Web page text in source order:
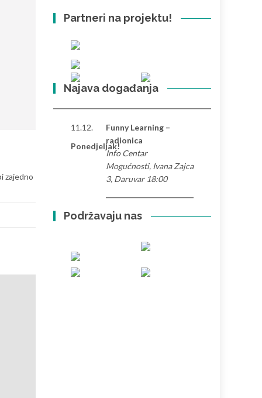
zajedno
Partneri na projektu!
Najava događanja
11.12.
Ponedjeljak!
Funny Learning –
radionica
Info Centar
Mogućnosti, Ivana Zajca
3, Daruvar 18:00
Podržavaju nas